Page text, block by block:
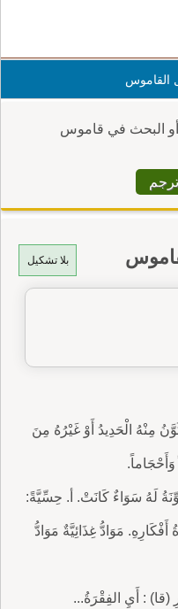
القاموس
أو البحث في قاموس
بلا تشكيل
مِنْهُ الْحَدِيدُ أَوْ غَيْرُهُ مِنَ
وَأَحْجَاماً.
لَهُ سَوَاءٌ كَانَتْ. أ. حِسِّيَّةً:
مَوَادُّ غِذَائِيَّةٌ مَوَادُّ